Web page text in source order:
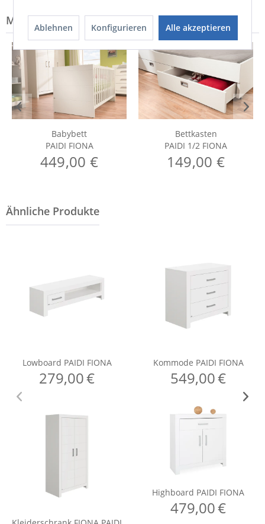
Modell-Familie: FIONA
Babybett
PAIDI FIONA
449,00 €
Bettkasten
PAIDI 1/2 FIONA
149,00 €
Ablehnen Konfigurieren Alle akzeptieren